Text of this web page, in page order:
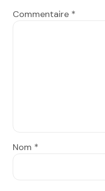
Commentaire *
Nom *